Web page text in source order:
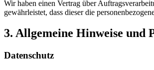
Wir haben einen Vertrag über
gewährleistet, dass dieser die
3. Allgemeine Hinweise
Datenschutz